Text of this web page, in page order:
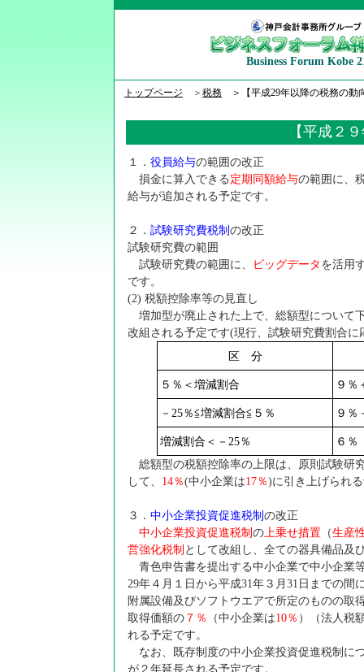
Business Forum Kobe
トップページ ＞ 税務 ＞【平成29年以降の税務の動
【平成２
１． 役員給与の範囲の改正
損金に算入できる 定期同額給与の範囲に、
給与が追加される予定です。
２． 試験研究費税制 の改正
試験研究費の範囲
試験研究費の範囲に、
ビッグデータ を活用
です。
(2) 税額控除率等の見直し
増加型が廃止された上で、総額型について
改組される予定です(現行、試験研究費割合に
区 分
５％＜増減割合 ９％
－25％≦増減割合≦５％ ９％
増減割合＜－25％ ６％
総額型の税額控除率の上限は、原則試験研
して、 14％(中小企業は17％)に引き上げられ
３． 中小企業投資促進税制 の改正
中小企業投資促進税制 の上乗せ措置 （生産
営強化税制 として改組し、全ての器具備品及
青色申告書を提出する中小企業で中小企業
29年４月１日から平成31年３月31日までの
附属設備及びソフトウエアで所定のものの取
取得価額の ７％ （中小企業は10％ ）（法人税
れる予定です。
なお、既存制度の中小企業投資促進税制に
が２年延長される予定です。